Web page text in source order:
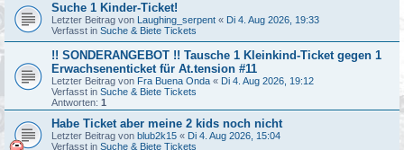
Suche 1 Kinder-Ticket!
Letzter Beitrag von Laughing_serpent « Di 4. Aug 2026, 19:33
Verfasst in Suche & Biete Tickets
!! SONDERANGEBOT !! Tausche 1 Kleinkind-Ticket gegen 1
Erwachsenenticket für At.tension #11
Letzter Beitrag von Fra Buena Onda « Di 4. Aug 2026, 19:12
Verfasst in Suche & Biete Tickets
Antworten: 1
Habe Ticket aber meine 2 kids noch nicht
Letzter Beitrag von blub2k15 « Di 4. Aug 2026, 15:04
Verfasst in Suche & Biete Tickets